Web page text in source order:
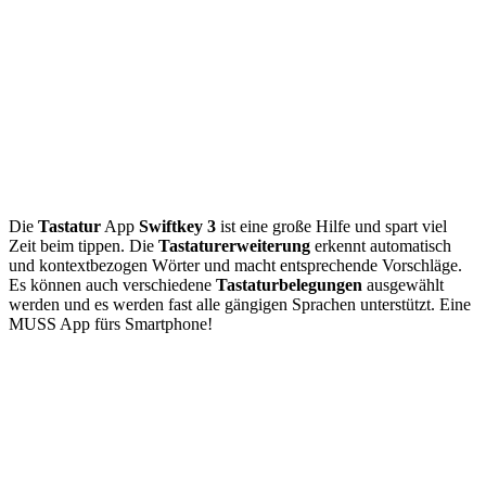
Die Tastatur App Swiftkey 3 ist eine große Hilfe und spart viel
Zeit beim tippen. Die Tastaturerweiterung erkennt automatisch
und kontextbezogen Wörter und macht entsprechende Vorschläge.
Es können auch verschiedene Tastaturbelegungen ausgewählt
werden und es werden fast alle gängigen Sprachen unterstützt. Eine
MUSS App fürs Smartphone!